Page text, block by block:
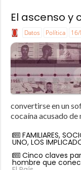
El ascenso y
Datos Política
convertirse en un
cocaína acusado de
FAMILIARES,
UNO, LOS
Cinco claves
hombre que